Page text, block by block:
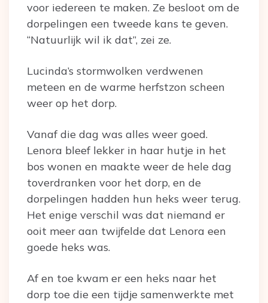
voor iedereen te maken. Ze besloot om de
dorpelingen een tweede kans te geven.
“Natuurlijk wil ik dat”, zei ze.
Lucinda’s stormwolken verdwenen
meteen en de warme herfstzon scheen
weer op het dorp.
Vanaf die dag was alles weer goed.
Lenora bleef lekker in haar hutje in het
bos wonen en maakte weer de hele dag
toverdranken voor het dorp, en de
dorpelingen hadden hun heks weer terug.
Het enige verschil was dat niemand er
ooit meer aan twijfelde dat Lenora een
goede heks was.
Af en toe kwam er een heks naar het
dorp toe die een tijdje samenwerkte met